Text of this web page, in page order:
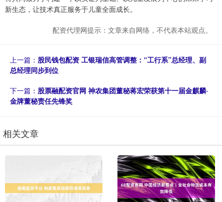
新生态，让技术真正服务于儿童全面成长。
配资代理网提示：文章来自网络，不代表本站观点。
上一篇： 股民钱包配资 工银瑞信高管调整：“工行系”总经理、副
总经理同步到位
下一篇： 股票融配资官网 神农集团董秘蒋宏荣获第十一届金麒麟·
金牌董秘责任先锋奖
相关文章